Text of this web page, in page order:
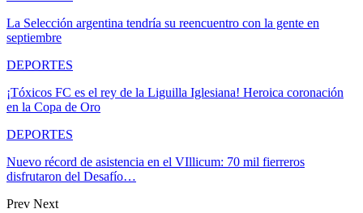
La Selección argentina tendría su reencuentro con la gente en
septiembre
DEPORTES
¡Tóxicos FC es el rey de la Liguilla Iglesiana! Heroica coronación
en la Copa de Oro
DEPORTES
Nuevo récord de asistencia en el VIllicum: 70 mil fierreros
disfrutaron del Desafío…
Prev Next